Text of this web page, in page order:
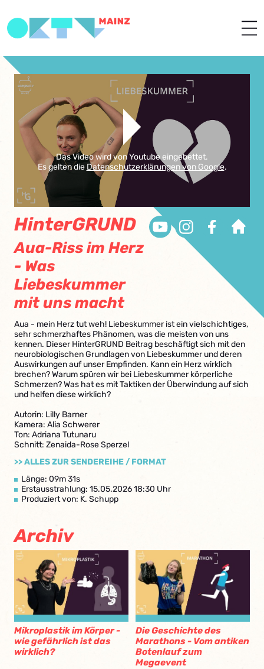
Das Video wird von Youtube eingebettet.
Es gelten die Datenschutzerklärungen von Google.
HinterGRUND
Aua-Riss im Herz
- Was
Liebeskummer
mit uns macht
Aua - mein Herz tut weh! Liebeskummer ist ein vielschichtiges,
sehr schmerzhaftes Phänomen, was die meisten von uns
kennen. Dieser HinterGRUND Beitrag beschäftigt sich mit den
neurobiologischen Grundlagen von Liebeskummer und deren
Auswirkungen auf unser Empfinden. Kann ein Herz wirklich
brechen? Warum spüren wir bei Liebeskummer körperliche
Schmerzen? Was hat es mit Taktiken der Überwindung auf sich
und helfen diese wirklich?
Autorin: Lilly Barner
Kamera: Alia Schwerer
Ton: Adriana Tutunaru
Schnitt: Zenaida-Rose Sperzel
>> ALLES ZUR SENDEREIHE / FORMAT
Länge: 09m 31s
Erstausstrahlung: 15.05.2026 18:30 Uhr
Produziert von: K. Schupp
Archiv
Mikroplastik im Körper -
wie gefährlich ist das
wirklich?
Die Geschichte des
Marathons - Vom antiken
Botenlauf zum
Megaevent